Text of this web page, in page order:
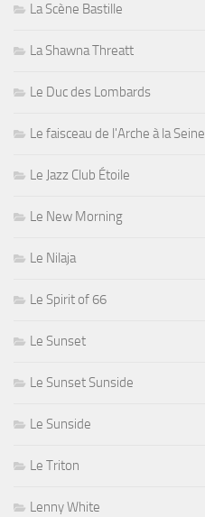
La Scène Bastille
La Shawna Threatt
Le Duc des Lombards
Le faisceau de l'Arche à la Seine
Le Jazz Club Étoile
Le New Morning
Le Nilaja
Le Spirit of 66
Le Sunset
Le Sunset Sunside
Le Sunside
Le Triton
Lenny White